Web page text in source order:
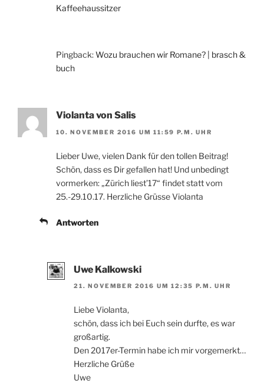
Kaffeehaussitzer
Pingback:Wozu brauchen wir Romane? | brasch &
buch
Violanta von Salis
10. NOVEMBER 2016 UM 11:59 P.M. UHR
Lieber Uwe, vielen Dank für den tollen Beitrag!
Schön, dass es Dir gefallen hat! Und unbedingt
vormerken: „Zürich liest’17“ findet statt vom
25.-29.10.17. Herzliche Grüsse Violanta
Antworten
Uwe Kalkowski
21. NOVEMBER 2016 UM 12:35 P.M. UHR
Liebe Violanta,
schön, dass ich bei Euch sein durfte, es war
großartig.
Den 2017er-Termin habe ich mir vorgemerkt…
Herzliche Grüße
Uwe